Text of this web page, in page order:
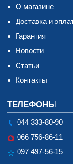
О магазине
Доставка и
Гарантия
Новости
Статьи
Контакты
ТЕЛЕФОНЫ
044 333-80-90
066 756-86-11
097 497-56-15